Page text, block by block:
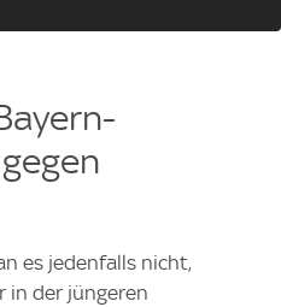
es jedenfalls nicht,
in der jüngeren